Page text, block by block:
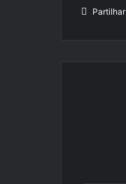
Partilhar